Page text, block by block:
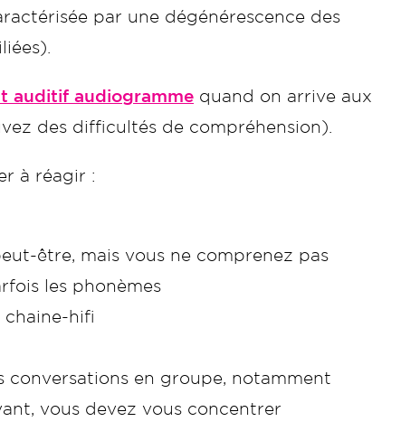
par une dégénérescence des
auditif audiogramme quand on arrive aux
des difficultés de compréhension).
à réagir :
être, mais vous ne comprenez pas
les phonèmes
chaine-hifi
conversations en groupe, notamment
vous devez vous concentrer